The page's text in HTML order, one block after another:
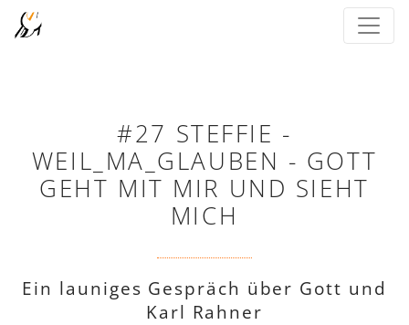
#27 STEFFIE -
WEIL_MA_GLAUBEN - GOTT
GEHT MIT MIR UND SIEHT
MICH
Ein launiges Gespräch über Gott und
Karl Rahner